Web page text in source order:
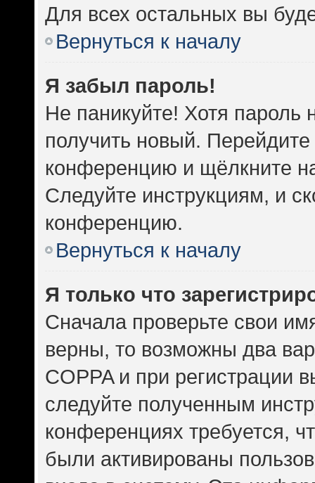
Для всех остальных вы
Вернуться к началу
Я забыл пароль!
Не паникуйте! Хотя пароль
получить новый.
конференцию и щёлкните
Следуйте инструкциям, и
конференцию.
Вернуться к началу
Я только что
Сначала проверьте свои
верны, то возможны два
COPPA и при регистрации
следуйте полученным
конференциях требуется,
были активированы